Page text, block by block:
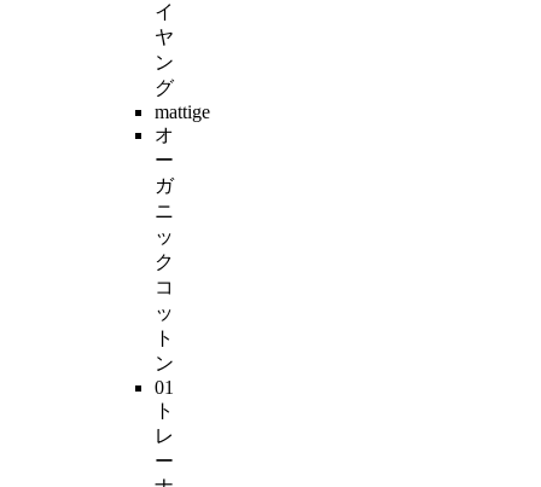
イ
ヤ
ン
グ
mattige
オ
ー
ガ
ニ
ッ
ク
コ
ッ
ト
ン
01
ト
レ
ー